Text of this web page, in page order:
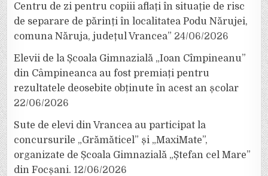
Centru de zi pentru copiii aflați în situație de risc
de separare de părinți în localitatea Podu Nărujei,
comuna Năruja, județul Vrancea” 24/06/2026
Elevii de la Școala Gimnazială „Ioan Cîmpineanu”
din Câmpineanca au fost premiați pentru
rezultatele deosebite obținute în acest an școlar
22/06/2026
Sute de elevi din Vrancea au participat la
concursurile „Grămăticel” și „MaxiMate”,
organizate de Școala Gimnazială „Ștefan cel Mare”
din Focșani. 12/06/2026